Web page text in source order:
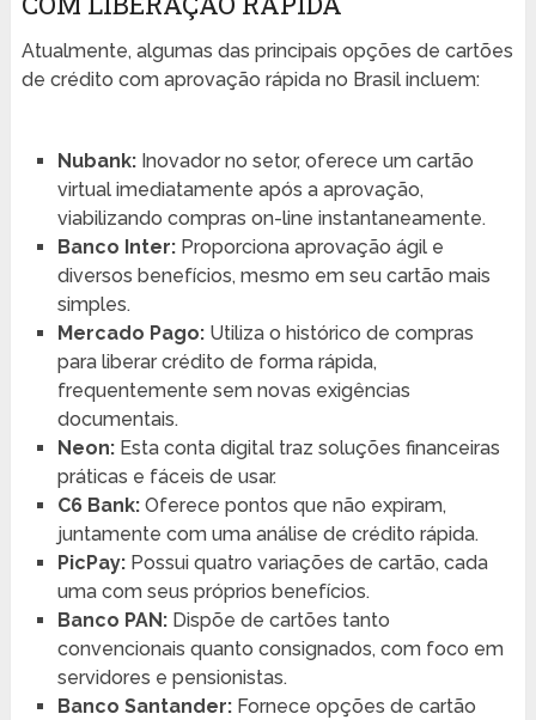
Atualmente, algumas das principais opções de cartões
de crédito com aprovação rápida no Brasil incluem:
Nubank:Inovador no setor, oferece um cartão
virtual imediatamente após a aprovação,
viabilizando compras on-line instantaneamente.
Banco Inter:Proporciona aprovação ágil e
diversos benefícios, mesmo em seu cartão mais
simples.
Mercado Pago:Utiliza o histórico de compras
para liberar crédito de forma rápida,
frequentemente sem novas exigências
documentais.
Neon:Esta conta digital traz soluções financeiras
práticas e fáceis de usar.
C6 Bank:Oferece pontos que não expiram,
juntamente com uma análise de crédito rápida.
PicPay:Possui quatro variações de cartão, cada
uma com seus próprios benefícios.
Banco PAN:Dispõe de cartões tanto
convencionais quanto consignados, com foco em
servidores e pensionistas.
Banco Santander:Fornece opções de cartão